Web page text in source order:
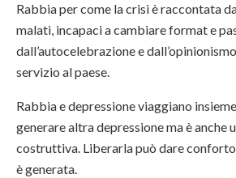
Rabbia per come la crisi è raccontata
malati, incapaci a cambiare format e
dall’autocelebrazione e
servizio al paese.
Rabbia e depressione viaggiano
generare altra depressione ma è anche
costruttiva. Liberarla può dare
è generata.